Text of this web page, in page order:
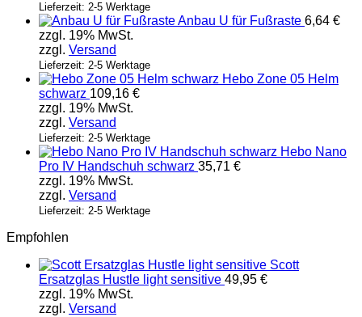
Lieferzeit: 2-5 Werktage
Anbau U für Fußraste 6,64 €
zzgl. 19% MwSt.
zzgl. Versand
Lieferzeit: 2-5 Werktage
Hebo Zone 05 Helm
schwarz 109,16 €
zzgl. 19% MwSt.
zzgl. Versand
Lieferzeit: 2-5 Werktage
Hebo Nano
Pro IV Handschuh schwarz 35,71 €
zzgl. 19% MwSt.
zzgl. Versand
Lieferzeit: 2-5 Werktage
Empfohlen
Scott
Ersatzglas Hustle light sensitive 49,95 €
zzgl. 19% MwSt.
zzgl. Versand